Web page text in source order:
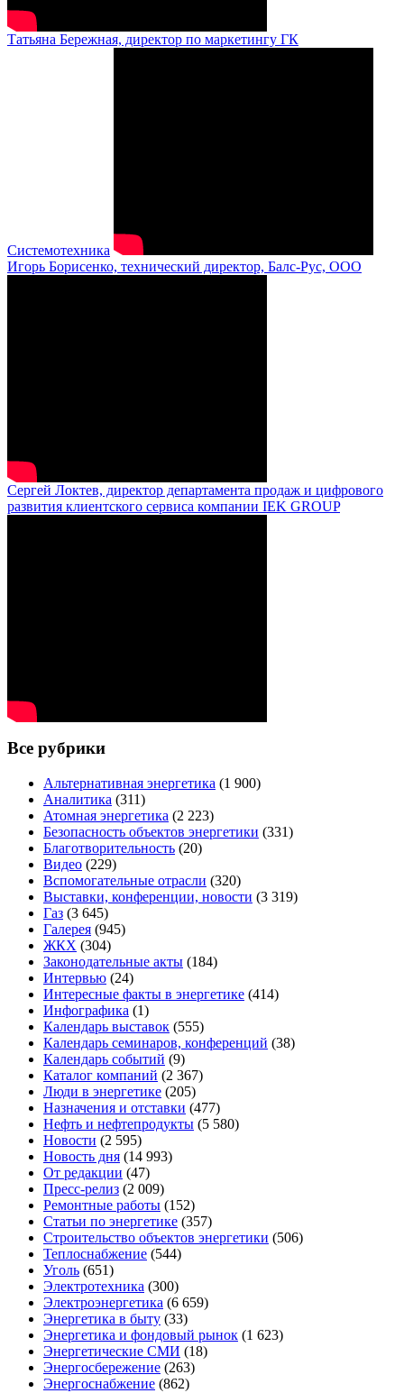
Татьяна Бережная, директор по маркетингу ГК
Системотехника
Игорь Борисенко, технический директор, Балс-Рус, ООО
Сергей Локтев, директор департамента продаж и цифрового
развития клиентского сервиса компании IEK GROUP
Все рубрики
Альтернативная энергетика (1 900)
Аналитика (311)
Атомная энергетика (2 223)
Безопасность объектов энергетики (331)
Благотворительность (20)
Видео (229)
Вспомогательные отрасли (320)
Выставки, конференции, новости (3 319)
Газ (3 645)
Галерея (945)
ЖКХ (304)
Законодательные акты (184)
Интервью (24)
Интересные факты в энергетике (414)
Инфографика (1)
Календарь выставок (555)
Календарь семинаров, конференций (38)
Календарь событий (9)
Каталог компаний (2 367)
Люди в энергетике (205)
Назначения и отставки (477)
Нефть и нефтепродукты (5 580)
Новости (2 595)
Новость дня (14 993)
От редакции (47)
Пресс-релиз (2 009)
Ремонтные работы (152)
Статьи по энергетике (357)
Строительство объектов энергетики (506)
Теплоснабжение (544)
Уголь (651)
Электротехника (300)
Электроэнергетика (6 659)
Энергетика в быту (33)
Энергетика и фондовый рынок (1 623)
Энергетические СМИ (18)
Энергосбережение (263)
Энергоснабжение (862)